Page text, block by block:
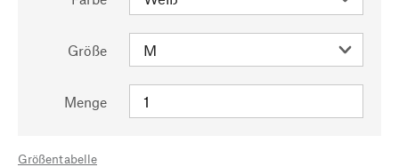
Größe
Menge
Größentabelle